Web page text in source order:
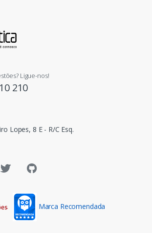
Ligue-nos!
210
Lopes, 8 E - R/C Esq.
Marca Recomendada